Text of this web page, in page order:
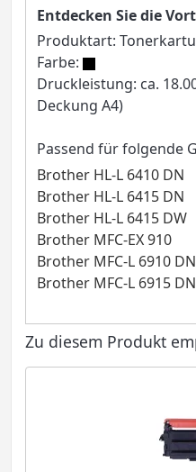
Entdecken Sie die
Produktart:
Farbe:
Druckleistung: ca.
Deckung A4)
Passend für folgende
Brother HL-L 6410 DN
Brother HL-L 6415 DN
Brother HL-L 6415 DW
Brother MFC-EX 910
Brother MFC-L 6910 DN
Brother MFC-L 6915 DN
Zu diesem Produkt